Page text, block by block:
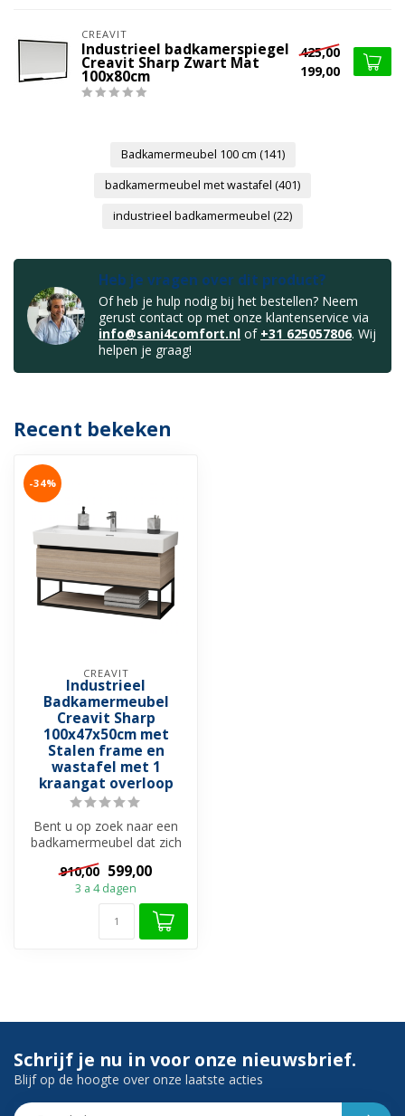
CREAVIT
Industrieel badkamerspiegel
Creavit Sharp Zwart Mat
100x80cm
425,00
199,00
Badkamermeubel 100 cm (141)
badkamermeubel met wastafel (401)
industrieel badkamermeubel (22)
Heb je vragen over dit product?
Of heb je hulp nodig bij het bestellen? Neem
gerust contact op met onze klantenservice via
info@sani4comfort.nl of +31 625057806. Wij
helpen je graag!
Recent bekeken
-34%
CREAVIT
Industrieel
Badkamermeubel
Creavit Sharp
100x47x50cm met
Stalen frame en
wastafel met 1
kraangat overloop
Bent u op zoek naar een
badkamermeubel dat zich
onderscheidt van de rest
door zi...
910,00 599,00
3 a 4 dagen
Schrijf je nu in voor onze nieuwsbrief.
Blijf op de hoogte over onze laatste acties